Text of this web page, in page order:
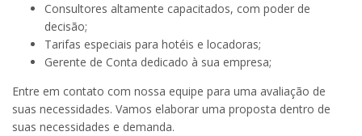
Consultores altamente capacitados, com poder de
decisão;
Tarifas especiais para hotéis e locadoras;
Gerente de Conta dedicado à sua empresa;
Entre em contato com nossa equipe para uma avaliação de
suas necessidades. Vamos elaborar uma proposta dentro de
suas necessidades e demanda.